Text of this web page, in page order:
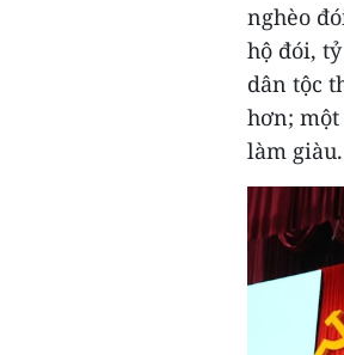
nghèo
hộ đói,
dân tộc
hơn;
làm giàu.